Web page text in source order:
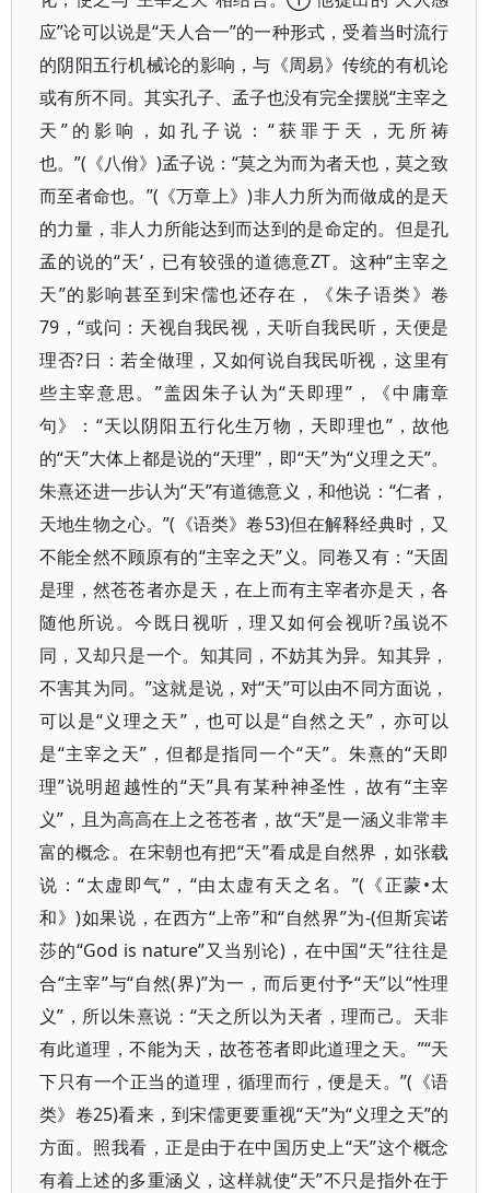
应”论可以说是“天人合一”的一种形式，受着当时流行
的阴阳五行机械论的影响，与《周易》传统的有机论
或有所不同。其实孔子、孟子也没有完全摆脱“主宰之
天”的影响，如孔子说：“获罪于天，无所祷
也。”(《八佾》)孟子说：“莫之为而为者天也，莫之致
而至者命也。”(《万章上》)非人力所为而做成的是天
的力量，非人力所能达到而达到的是命定的。但是孔
孟的说的“天’，已有较强的道德意ZT。这种“主宰之
天”的影响甚至到宋儒也还存在，《朱子语类》卷
79，“或问：天视自我民视，天听自我民听，天便是
理否?日：若全做理，又如何说自我民听视，这里有
些主宰意思。”盖因朱子认为“天即理”，《中庸章
句》：“天以阴阳五行化生万物，天即理也”，故他
的“天”大体上都是说的“天理”，即“天”为“义理之天”。
朱熹还进一步认为“天”有道德意义，和他说：“仁者，
天地生物之心。”(《语类》卷53)但在解释经典时，又
不能全然不顾原有的“主宰之天”义。同卷又有：“天固
是理，然苍苍者亦是天，在上而有主宰者亦是天，各
随他所说。今既日视听，理又如何会视听?虽说不
同，又却只是一个。知其同，不妨其为异。知其异，
不害其为同。”这就是说，对“天”可以由不同方面说，
可以是“义理之天”，也可以是“自然之天”，亦可以
是“主宰之天”，但都是指同一个“天”。朱熹的“天即
理”说明超越性的“天”具有某种神圣性，故有“主宰
义”，且为高高在上之苍苍者，故“天”是一涵义非常丰
富的概念。在宋朝也有把“天”看成是自然界，如张载
说：“太虚即气”，“由太虚有天之名。”(《正蒙•太
和》)如果说，在西方“上帝”和“自然界”为-(但斯宾诺
莎的“God is nature”又当别论)，在中国“天”往往是
合“主宰”与“自然(界)”为一，而后更付予“天”以“性理
义”，所以朱熹说：“天之所以为天者，理而己。天非
有此道理，不能为天，故苍苍者即此道理之天。”“天
下只有一个正当的道理，循理而行，便是天。”(《语
类》卷25)看来，到宋儒更要重视“天”为“义理之天”的
方面。照我看，正是由于在中国历史上“天”这个概念
有着上述的多重涵义，这样就使“天”不只是指外在于